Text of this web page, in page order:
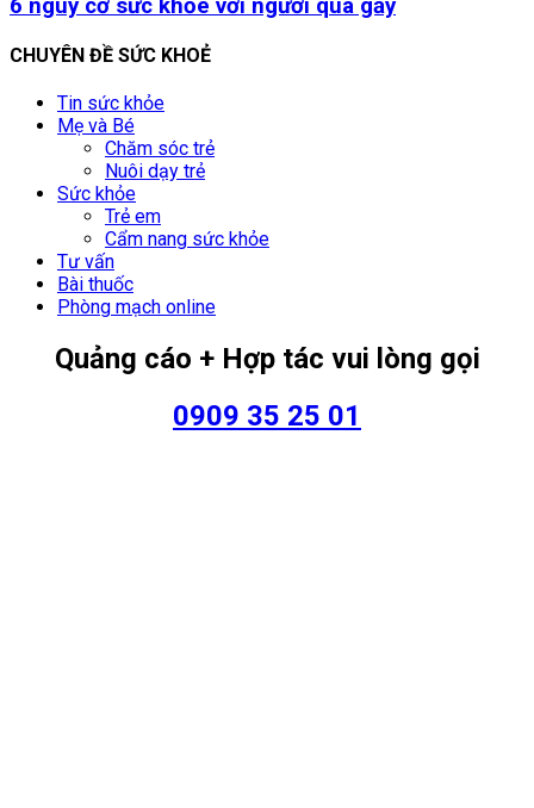
6 nguy cơ sức khỏe với người quá gầy
CHUYÊN ĐỀ SỨC KHOẺ
Tin sức khỏe
Mẹ và Bé
Chăm sóc trẻ
Nuôi dạy trẻ
Sức khỏe
Trẻ em
Cẩm nang sức khỏe
Tư vấn
Bài thuốc
Phòng mạch online
Quảng cáo + Hợp tác vui lòng gọi
0909 35 25 01